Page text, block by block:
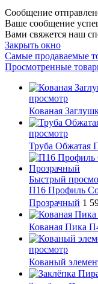
Сообщение
Ваше сообщение
Вами свяжется наш
Закрыть окно
Самые продаваемые
Просмотренные
просмотр
Кованая
просмотр
Труба Обжатая
Быстрый
П16 Профиль
Прозрачный 1
Кованая Пика
просмотр
Кованый